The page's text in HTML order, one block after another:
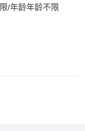
/年龄年龄不限